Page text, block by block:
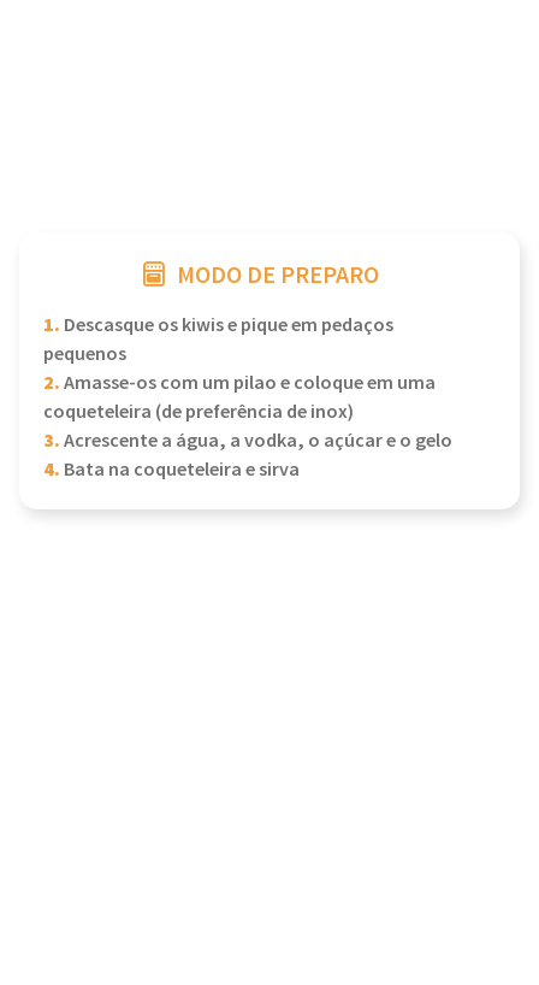
MODO DE PREPARO
1. Descasque os kiwis e pique em pedaços
pequenos
2.Amasse-os com um pilao e coloque em uma
coqueteleira (de preferência de inox)
3.Acrescente a água, a vodka, o açúcar e o gelo
4. Bata na coqueteleira e sirva